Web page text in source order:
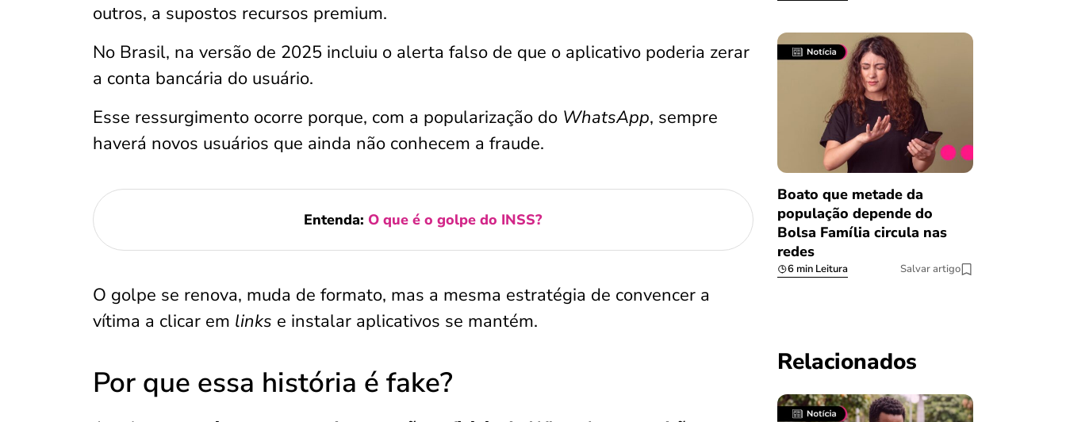
outros, a supostos recursos premium.
No Brasil, na versão de 2025 incluiu o alerta falso de que o aplicativo poderia zerar
a conta bancária do usuário.
Esse ressurgimento ocorre porque, com a popularização do WhatsApp, sempre
haverá novos usuários que ainda não conhecem a fraude.
Entenda: O que é o golpe do INSS?
O golpe se renova, muda de formato, mas a mesma estratégia de convencer a
vítima a clicar em links e instalar aplicativos se mantém.
Por que essa história é fake?
Boato que metade da
população depende do
Bolsa Família circula nas
redes
6 min Leitura Salvar artigo
Relacionados